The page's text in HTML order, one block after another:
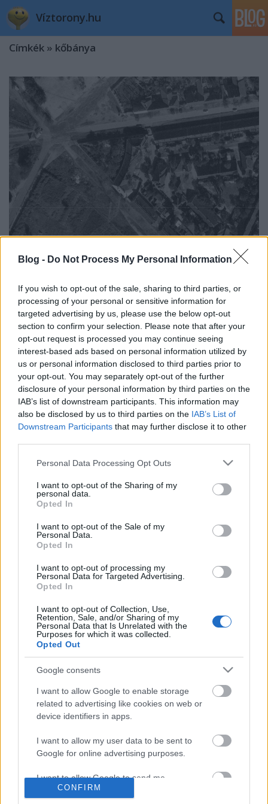
Blog - Do Not Process My Personal Information
If you wish to opt-out of the sale, sharing to third parties, or
processing of your personal or sensitive information for
targeted advertising by us, please use the below opt-out
section to confirm your selection. Please note that after your
opt-out request is processed you may continue seeing
interest-based ads based on personal information utilized by
us or personal information disclosed to third parties prior to
your opt-out. You may separately opt-out of the further
disclosure of your personal information by third parties on the
IAB’s list of downstream participants. This information may
also be disclosed by us to third parties on the IAB’s List of
Downstream Participants that may further disclose it to other
Please note that this website/app uses one or more Google
not limited to your visit or usage behaviour. You may click to
grant or deny consent to Google and its third-party tags to
use your data for below specified purposes in below Google
consent section.
Personal Data Processing Opt Outs
I want to opt-out of the Sharing of my
personal data.
Opted In
I want to opt-out of the Sale of my
Personal Data.
Opted In
I want to opt-out of processing my
Personal Data for Targeted Advertising.
Opted In
I want to opt-out of Collection, Use,
Retention, Sale, and/or Sharing of my
Personal Data that Is Unrelated with the
Purposes for which it was collected.
Opted Out
Google consents
I want to allow Google to enable storage
related to advertising like cookies on web or
device identifiers in apps.
I want to allow my user data to be sent to
Google for online advertising purposes.
I want to allow Google to send me
personalized advertising.
CONFIRM
Víztorony.hu
Címkék » kőbánya
Nyomozzunk együtt!
UPDATE 2025. november 16. tehát újabb 5 év kellett,
hogy meglegyen a végleges hely.
Annyi történt, hogy ismét ránéztem afentrol.hu
mert nem ...
Fehér út, víztorony rehabilitáció
fikció: víztoronygaléria - kávézó
L.A.•2008. október 24.
Az első víztorony, amit budapesten fényképeztünk,
még 1997-ben Zsoltival. Ez volt az, amibe be
szerettünk volna költözni, de persze nem lett belőle
2007. május 18.
Víztoronytörténeti ritkaság, még az idei két
könyvmegjelenés sem homályosítja el ezt a
különlegességet, amit a napokban kaptam. Az Ihász
utcai ...
Könyvajánló
•2004. május 24.
Forrás: Hajós
Mérnöki Kamara
első elnökének
Hazánkban az első vasbeton-
szerkezetű ...